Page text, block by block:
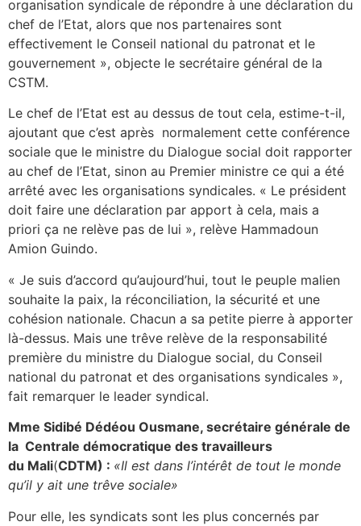
organisation syndicale de répondre à une déclaration du
chef de l’Etat, alors que nos partenaires sont
effectivement le Conseil national du patronat et le
gouvernement », objecte le secrétaire général de la
CSTM.
Le chef de l’Etat est au dessus de tout cela, estime-t-il,
ajoutant que c’est après normalement cette conférence
sociale que le ministre du Dialogue social doit rapporter
au chef de l’Etat, sinon au Premier ministre ce qui a été
arrêté avec les organisations syndicales. « Le président
doit faire une déclaration par apport à cela, mais a
priori ça ne relève pas de lui », relève Hammadoun
Amion Guindo.
« Je suis d’accord qu’aujourd’hui, tout le peuple malien
souhaite la paix, la réconciliation, la sécurité et une
cohésion nationale. Chacun a sa petite pierre à apporter
là-dessus. Mais une trêve relève de la responsabilité
première du ministre du Dialogue social, du Conseil
national du patronat et des organisations syndicales »,
fait remarquer le leader syndical.
Mme Sidibé Dédéou Ousmane, secrétaire générale de
la Centrale démocratique des travailleurs
du Mali(CDTM) : «Il est dans l’intérêt de tout le monde
qu’il y ait une trêve sociale»
Pour elle, les syndicats sont les plus concernés par